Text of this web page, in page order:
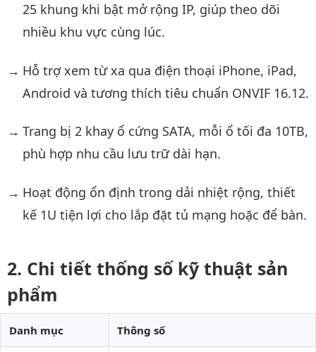
25 khung khi bật mở rộng IP, giúp theo dõi
nhiều khu vực cùng lúc.
Hỗ trợ xem từ xa qua điện thoại iPhone, iPad,
Android và tương thích tiêu chuẩn ONVIF 16.12.
Trang bị 2 khay ổ cứng SATA, mỗi ổ tối đa 10TB,
phù hợp nhu cầu lưu trữ dài hạn.
Hoạt động ổn định trong dải nhiệt rộng, thiết
kế 1U tiện lợi cho lắp đặt tủ mạng hoặc để bàn.
Chi tiết thống số kỹ thuật sản
phẩm
Danh mục Thông số